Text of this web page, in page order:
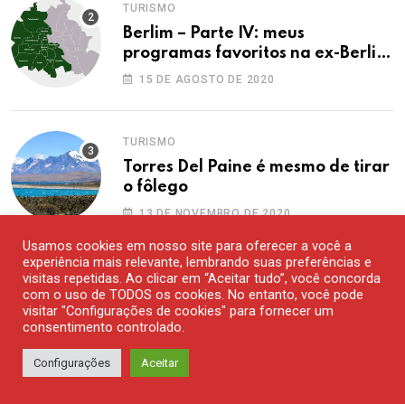
TURISMO
Berlim – Parte IV: meus
programas favoritos na ex-Berlim
Ocidental
15 DE AGOSTO DE 2020
TURISMO
Torres Del Paine é mesmo de tirar
o fôlego
13 DE NOVEMBRO DE 2020
UNCATEGORIZED
Era um vez uma família de bem. E
de muitos bens
25 DE JANEIRO DE 2019
Usamos cookies em nosso site para oferecer a você a
experiência mais relevante, lembrando suas preferências e
visitas repetidas. Ao clicar em “Aceitar tudo”, você concorda
com o uso de TODOS os cookies. No entanto, você pode
visitar "Configurações de cookies" para fornecer um
consentimento controlado.
Configurações Aceitar